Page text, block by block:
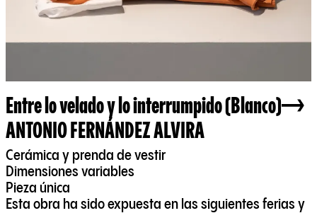
Entre lo velado y lo interrumpido (Blanco)
ANTONIO FERNÁNDEZ ALVIRA
Cerámica y prenda de vestir
Dimensiones variables
Pieza única
Esta obra ha sido expuesta en las siguientes ferias y